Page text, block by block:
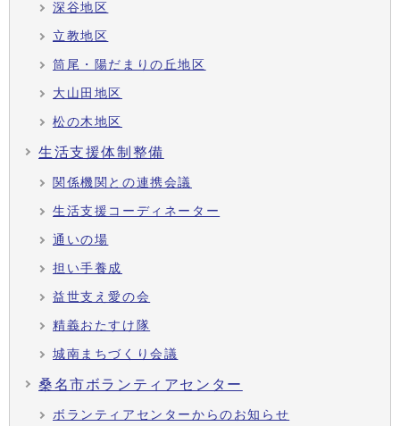
深谷地区
立教地区
筒尾・陽だまりの丘地区
大山田地区
松の木地区
生活支援体制整備
関係機関との連携会議
生活支援コーディネーター
通いの場
担い手養成
益世支え愛の会
精義おたすけ隊
城南まちづくり会議
桑名市ボランティアセンター
ボランティアセンターからのお知らせ